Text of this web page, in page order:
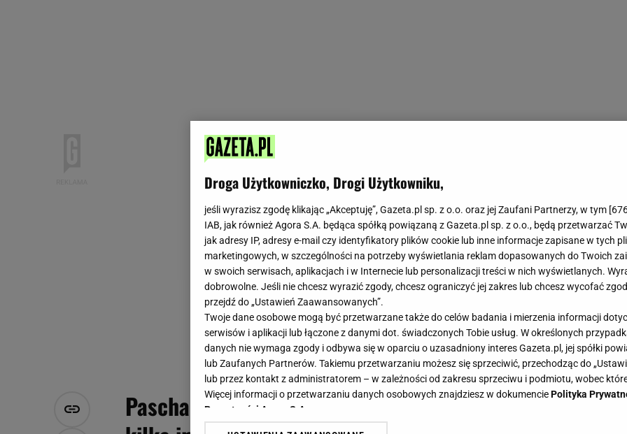
Pascha: z bakaliami, truskawkowa, wielkanocna. Mamy
Droga Użytkowniczko, Drogi Użytkowniku,
jeśli wyrazisz zgodę klikając „Akceptuję”, Gazeta.pl sp. z o.o. oraz jej Zaufani Partnerzy, w tym [
IAB, jak również Agora S.A. będąca spółką powiązaną z Gazeta.pl sp. z o.o., będą przetwarzać
jak adresy IP, adresy e-mail czy identyfikatory plików cookie lub inne informacje zapisane w tych
marketingowych, w szczególności na potrzeby wyświetlania reklam dopasowanych do Twoich
w swoich serwisach, aplikacjach i w Internecie lub personalizacji treści w nich wyświetlanych.
dobrowolne. Jeśli nie chcesz wyrazić zgody, chcesz ograniczyć jej zakres lub chcesz wycofać
przejdź do „Ustawień Zaawansowanych”.
Twoje dane osobowe mogą być przetwarzane także do celów badania i mierzenia informacji
serwisów i aplikacji lub łączone z danymi dot. świadczonych Tobie usług. W określonych
danych nie wymaga zgody i odbywa się w oparciu o uzasadniony interes Gazeta.pl, jej spółki
lub Zaufanych Partnerów. Takiemu przetwarzaniu możesz się sprzeciwić, przechodząc do
lub przez kontakt z administratorem – w zależności od zakresu sprzeciwu i podmiotu, wobec
Więcej informacji o przetwarzaniu danych osobowych znajdziesz w dokumenciePolityka
Prywatności Agora S.A.